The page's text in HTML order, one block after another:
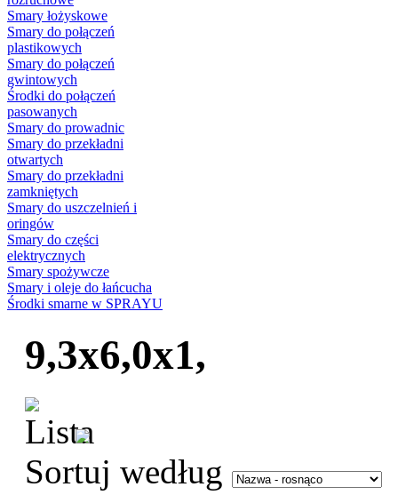
Smary łożyskowe
Smary do połączeń
plastikowych
Smary do połączeń
gwintowych
Środki do połączeń
pasowanych
Smary do prowadnic
Smary do przekładni
otwartych
Smary do przekładni
zamkniętych
Smary do uszczelnień i
oringów
Smary do części
elektrycznych
Smary spożywcze
Smary i oleje do łańcucha
Środki smarne w SPRAYU
9,3x6,0x1,
Sortuj według